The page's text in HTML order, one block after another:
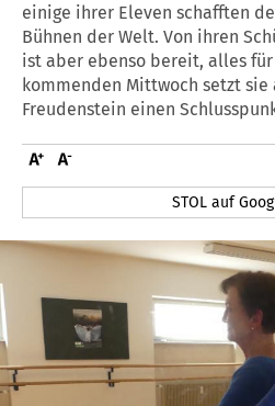
einige ihrer Eleven schafften
Bühnen der Welt. Von ihren
ist aber ebenso bereit, alles für
kommenden Mittwoch setzt sie
Freudenstein einen
STOL auf